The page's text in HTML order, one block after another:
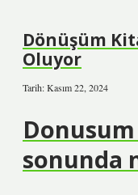
Dönüşüm
Oluyor
Tarih: Kasım 22, 2024
sonunda